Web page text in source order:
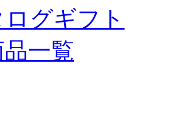
ログギフト
一覧